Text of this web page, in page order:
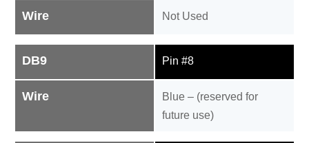
Wire Not Used
DB9
Wire
Pin #8
Blue – (reserved for
future use)